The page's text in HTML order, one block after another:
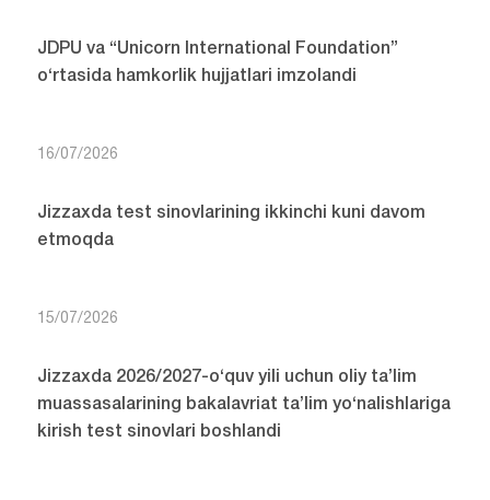
JDPU va “Unicorn International Foundation”
o‘rtasida hamkorlik hujjatlari imzolandi
16/07/2026
Jizzaxda test sinovlarining ikkinchi kuni davom
etmoqda
15/07/2026
Jizzaxda 2026/2027-o‘quv yili uchun oliy ta’lim
muassasalarining bakalavriat ta’lim yo‘nalishlariga
kirish test sinovlari boshlandi